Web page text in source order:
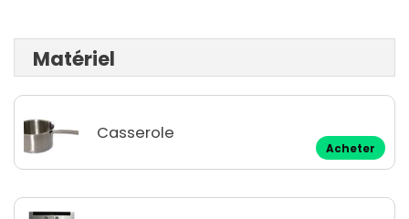
Matériel
Casserole
Acheter